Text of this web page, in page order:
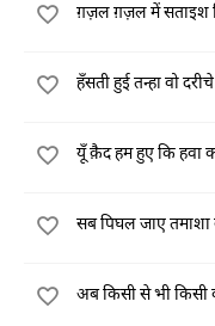
ग़ज़ल ग़ज़ल में सताइश
हँसती हुई तन्हा वो
यूँ क़ैद हम हुए कि हवा
सब पिघल जाए तमाशा
अब किसी से भी किसी